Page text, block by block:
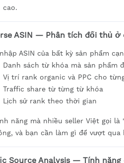
cao.
ASIN — Phân tích đối thủ
ASIN của bất kỳ sản phẩm
Danh sách từ khóa mà sản phẩm
Vị trí rank organic và PPC cho
Traffic share từ từng từ khóa
Lịch sử rank theo thời gian
năng mà nhiều seller Việt gọi
và bạn cần làm gì để vượt qua
Source Analysis — Tính